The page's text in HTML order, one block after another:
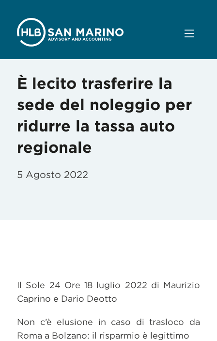
È lecito trasferire la
sede del noleggio per
ridurre la tassa auto
regionale
5 Agosto 2022
Il Sole 24 Ore 18 luglio 2022 di Maurizio
Caprino e Dario Deotto
Non c’è elusione in caso di trasloco da
Roma a Bolzano: il risparmio è legittimo